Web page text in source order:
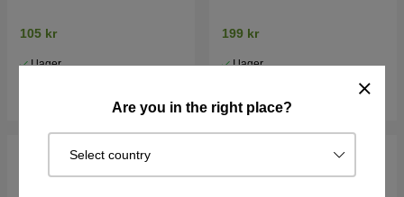
Are you in the right place?
Select country
105 kr
I lager
199 kr
I lager